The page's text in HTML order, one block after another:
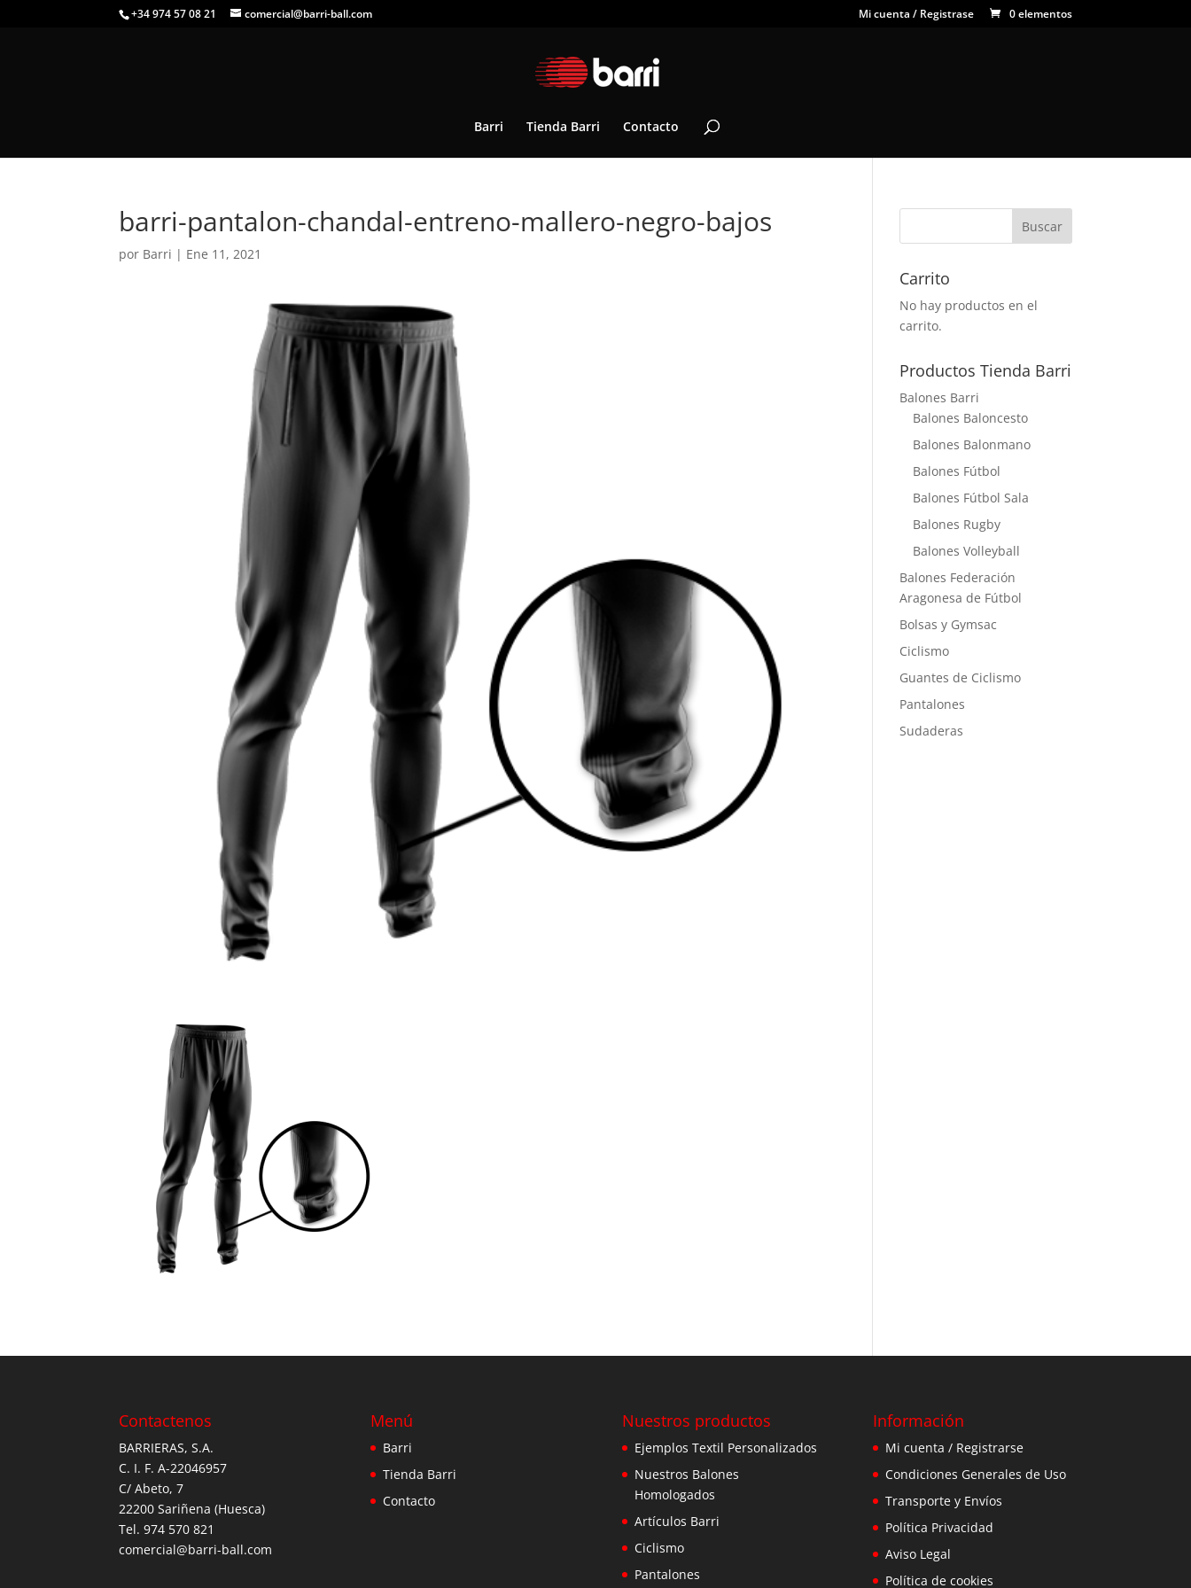
+34 974 57 08 21 comercial@barri-ball.com Mi cuenta / Registrase 0 elementos
Barri Tienda Barri Contacto
barri-pantalon-chandal-entreno-mallero-negro-bajos
por Barri | Ene 11, 2021
Carrito
No hay productos en el
carrito.
Productos Tienda Barri
Balones Barri
Balones Baloncesto
Balones Balonmano
Balones Fútbol
Balones Fútbol Sala
Balones Rugby
Balones Volleyball
Balones Federación
Aragonesa de Fútbol
Bolsas y Gymsac
Ciclismo
Guantes de Ciclismo
Pantalones
Sudaderas
Contactenos
BARRIERAS, S.A.
C. I. F. A-22046957
C/ Abeto, 7
22200 Sariñena (Huesca)
Tel. 974 570 821
comercial@barri-ball.com
Menú
Barri
Tienda Barri
Contacto
Nuestros productos
Ejemplos Textil Personalizados
Nuestros Balones
Homologados
Artículos Barri
Ciclismo
Pantalones
Información
Mi cuenta / Registrarse
Condiciones Generales de Uso
Transporte y Envíos
Política Privacidad
Aviso Legal
Política de cookies